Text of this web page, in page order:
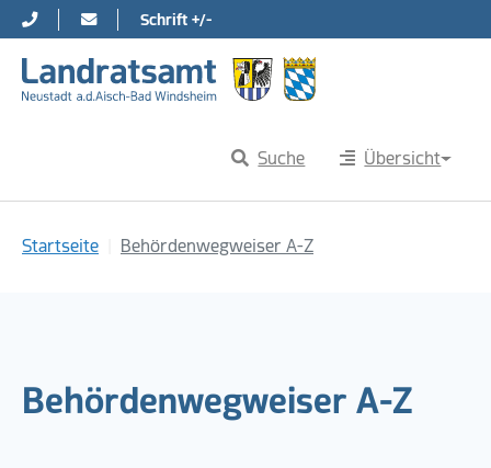
Direkt zur Hauptnavigation springen
Direkt zum Inhalt springen
Schrift +/-
Suche Übersicht
Startseite Behördenwegweiser A-Z
Behördenwegweiser A-Z